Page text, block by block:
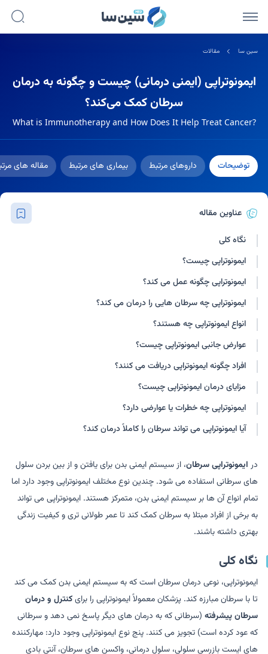
سین سا مقالات
ایمونوتراپی (ایمنی درمانی) چیست و چگونه به درمان
سرطان کمک می‌کند؟
What is Immunotherapy and How Does It Help Treat Cancer?
توضیحات داروهای مرتبط بیماری های مرتبط مقاله های
عناوین مقاله
نگاه کلی
ایمونوتراپی چیست؟
ایمونوتراپی چگونه عمل می کند؟
ایمونوتراپی چه سرطان هایی را درمان می کند؟
انواع ایمونوتراپی چه هستند؟
عوارض جانبی ایمونوتراپی چیست؟
افراد چگونه ایمونوتراپی دریافت می کنند؟
مزایای درمان ایمونوتراپی چیست؟
ایمونوتراپی چه خطرات یا عوارضی دارد؟
آیا ایمونوتراپی می تواند سرطان را کاملاً درمان کند؟
در ایمونوتراپی سرطان، از سیستم ایمنی بدن برای یافتن و از بین بردن سلول
های سرطانی استفاده می شود. چندین نوع مختلف ایمونوتراپی وجود دارد اما
تمام انواع آن ها بر سیستم ایمنی بدن، متمرکز هستند. ایمونوتراپی می تواند
به برخی از افراد مبتلا به سرطان کمک کند تا عمر طولانی تری و کیفیت زندگی
بهتری داشته باشند.
نگاه کلی
ایمونوتراپی، نوعی درمان سرطان است که به سیستم ایمنی بدن کمک می کند
تا با سرطان مبارزه کند. پزشکان معمولاً ایمونوتراپی را برایکنترل و درمان
سرطان پیشرفته (سرطانی که به درمان های دیگر پاسخ نمی دهد و سرطانی
که عود کرده است) تجویز می کنند. پنج نوع ایمونوتراپی وجود دارد: مهارکننده
های ایست بازرسی سلولی، سلول درمانی، واکسن های سرطان، آنتی بادی